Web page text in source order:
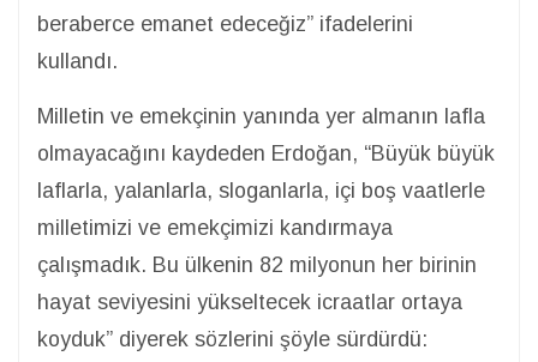
beraberce emanet edeceğiz” ifadelerini
kullandı.
Milletin ve emekçinin yanında yer almanın lafla
olmayacağını kaydeden Erdoğan, “Büyük büyük
laflarla, yalanlarla, sloganlarla, içi boş vaatlerle
milletimizi ve emekçimizi kandırmaya
çalışmadık. Bu ülkenin 82 milyonun her birinin
hayat seviyesini yükseltecek icraatlar ortaya
koyduk” diyerek sözlerini şöyle sürdürdü: